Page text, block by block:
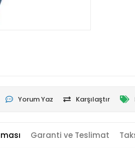
Yorum Yaz Karşılaştır
Garanti ve Teslimat